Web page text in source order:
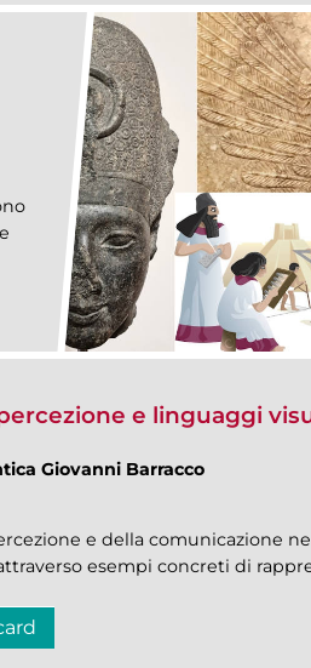
e linguaggi
Giovanni Barracco
e della comunicazione
esempi concreti di